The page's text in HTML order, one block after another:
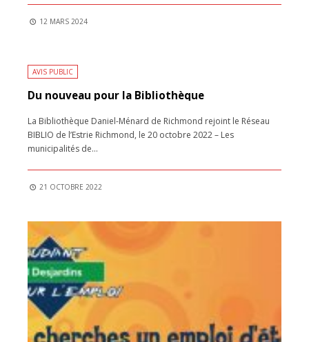
12 MARS 2024
AVIS PUBLIC
Du nouveau pour la Bibliothèque
La Bibliothèque Daniel-Ménard de Richmond rejoint le Réseau
BIBLIO de l’Estrie Richmond, le 20 octobre 2022 – Les
municipalités de...
21 OCTOBRE 2022